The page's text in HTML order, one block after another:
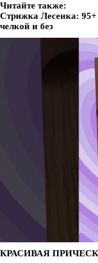
Читайте также:
Стрижка Лесенка: 95+
челкой и без
КРАСИВАЯ